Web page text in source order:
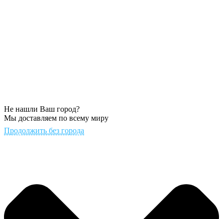
Не нашли Ваш город?
Мы доставляем по всему миру
Продолжить без города